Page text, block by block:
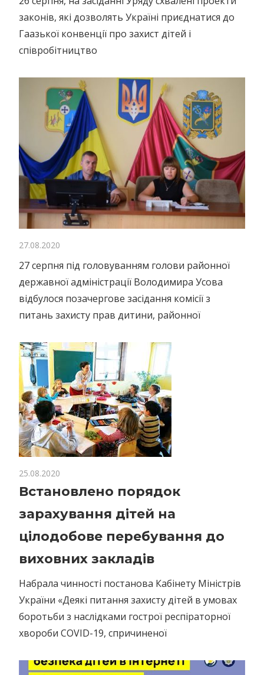
законів, які дозволять Україні приєднатися до
Гаазької конвенції про захист дітей і
співробітництво
27.08.2020
27 серпня під головуванням голови районної
державної адміністрації Володимира Усова
відбулося позачергове засідання комісії з
питань захисту прав дитини, районної
25.08.2020
Встановлено порядок
зарахування дітей на
цілодобове перебування до
виховних закладів
Набрала чинності постанова Кабінету Міністрів
України «Деякі питання захисту дітей в умовах
боротьби з наслідками гострої респіраторної
хвороби COVID-19, спричиненої